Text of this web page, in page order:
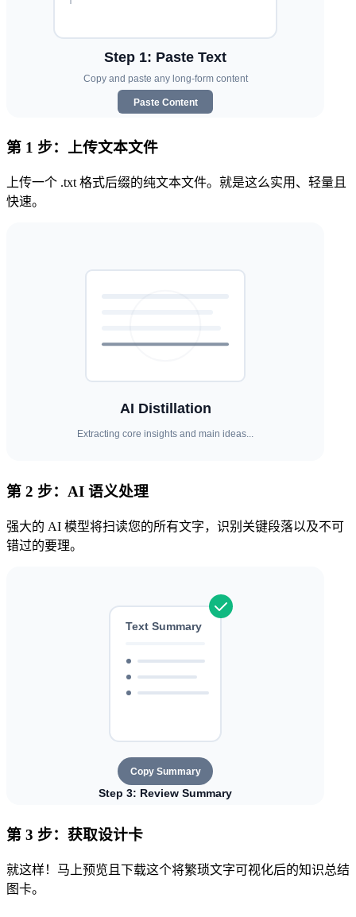
第 1 步：上传文本文件
上传一个 .txt 格式后缀的纯文本文件。就是这么实用、轻量且
快速。
第 2 步：AI 语义处理
强大的 AI 模型将扫读您的所有文字，识别关键段落以及不可
错过的要理。
第 3 步：获取设计卡
就这样！马上预览且下载这个将繁琐文字可视化后的知识总结
图卡。